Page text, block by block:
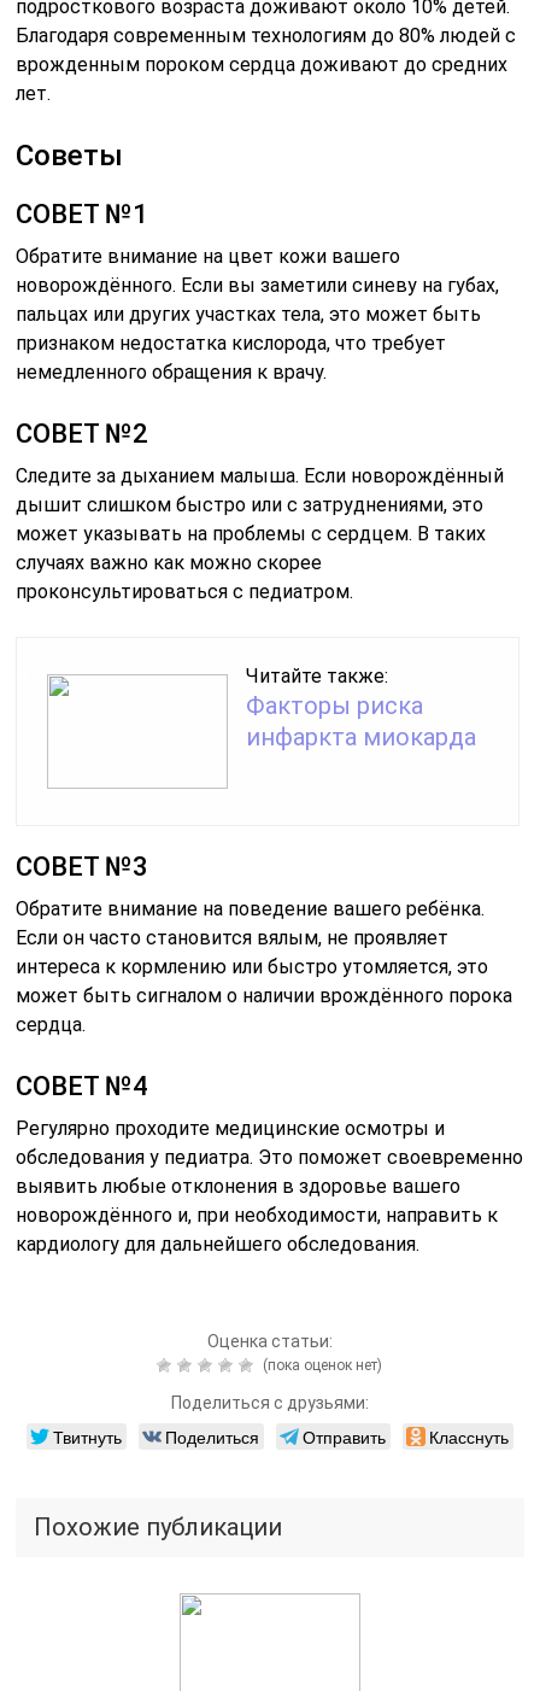
подросткового возраста доживают около 10% детей.
Благодаря современным технологиям до 80% людей с
врожденным пороком сердца доживают до средних
лет.
Советы
СОВЕТ №1
Обратите внимание на цвет кожи вашего
новорождённого. Если вы заметили синеву на губах,
пальцах или других участках тела, это может быть
признаком недостатка кислорода, что требует
немедленного обращения к врачу.
СОВЕТ №2
Следите за дыханием малыша. Если новорождённый
дышит слишком быстро или с затруднениями, это
может указывать на проблемы с сердцем. В таких
случаях важно как можно скорее
проконсультироваться с педиатром.
Читайте также:
Факторы риска
инфаркта миокарда
СОВЕТ №3
Обратите внимание на поведение вашего ребёнка.
Если он часто становится вялым, не проявляет
интереса к кормлению или быстро утомляется, это
может быть сигналом о наличии врождённого порока
сердца.
СОВЕТ №4
Регулярно проходите медицинские осмотры и
обследования у педиатра. Это поможет своевременно
выявить любые отклонения в здоровье вашего
новорождённого и, при необходимости, направить к
кардиологу для дальнейшего обследования.
Оценка статьи:
(пока оценок нет)
Поделиться с друзьями:
Твитнуть Поделиться Отправить Класснуть
Похожие публикации